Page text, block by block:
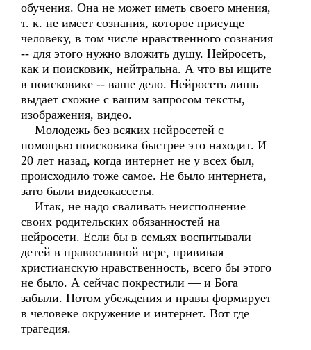
обучения. Она не может иметь своего мнения,
т. к. не имеет сознания, которое присуще
человеку, в том числе нравственного сознания
-- для этого нужно вложить душу. Нейросеть,
как и поисковик, нейтральна. А что вы ищите
в поисковике -- ваше дело. Нейросеть лишь
выдает схожие с вашим запросом тексты,
изображения, видео.
Молодежь без всяких нейросетей с
помощью поисковика быстрее это находит. И
20 лет назад, когда интернет не у всех был,
происходило тоже самое. Не было интернета,
зато были видеокассеты.
Итак, не надо сваливать неисполнение
своих родительских обязанностей на
нейросети. Если бы в семьях воспитывали
детей в православной вере, прививая
христианскую нравственность, всего бы этого
не было. А сейчас покрестили — и Бога
забыли. Потом убеждения и нравы формирует
в человеке окружение и интернет. Вот где
трагедия.